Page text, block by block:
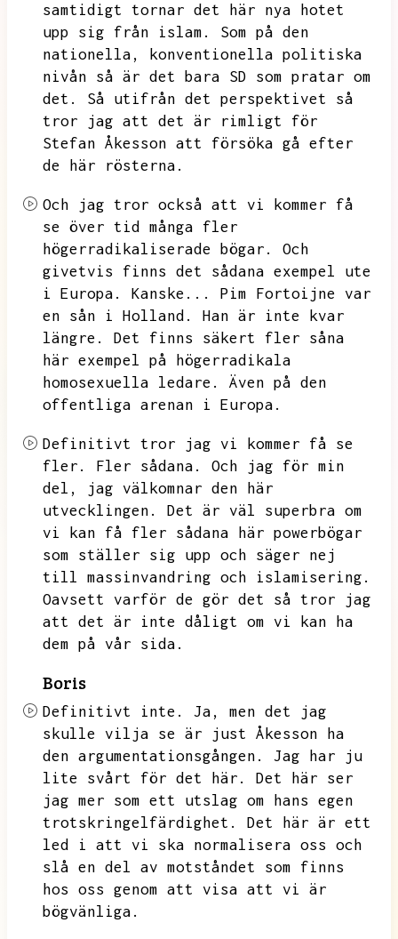
samtidigt tornar det här nya hotet
upp sig från islam.
Som på den
nationella,
konventionella politiska
nivån så är det bara SD som pratar om
det.
Så utifrån det perspektivet så
tror jag att det är rimligt för
Stefan Åkesson att försöka gå efter
de här rösterna.
Och jag tror också att vi kommer få
se över tid många fler
högerradikaliserade bögar.
Och
givetvis finns det sådana exempel ute
i Europa.
Kanske...
Pim Fortoijne var
en sån i Holland.
Han är inte kvar
längre.
Det finns säkert fler såna
här exempel på högerradikala
homosexuella ledare.
Även på den
offentliga arenan i Europa.
Definitivt tror jag vi kommer få se
fler.
Fler sådana.
Och jag för min
del,
jag välkomnar den här
utvecklingen.
Det är väl superbra om
vi kan få fler sådana här powerbögar
som ställer sig upp och säger nej
till massinvandring och islamisering.
Oavsett varför de gör det så tror jag
att det är inte dåligt om vi kan ha
dem på vår sida.
Boris
Definitivt inte. Ja,
men det jag
skulle vilja se är just Åkesson ha
den argumentationsgången.
Jag har ju
lite svårt för det här.
Det här ser
jag mer som ett utslag om hans egen
trotskringelfärdighet.
Det här är ett
led i att vi ska normalisera oss och
slå en del av motståndet som finns
hos oss genom att visa att vi är
bögvänliga.